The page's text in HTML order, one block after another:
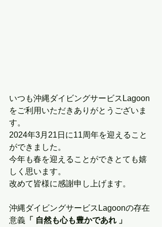
いつも沖縄ダイビングサービスLagoon
をご利用いただきありがとうございま
す。
2024年3月21日に11周年を迎えること
ができました。
今年も春を迎えることができとても嬉
しく思います。
改めて皆様に感謝申し上げます。
沖縄ダイビングサービスLagoonの存在
意義 「 自然も心も豊かであれ 」